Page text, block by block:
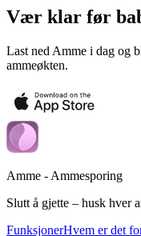
Vær klar før
Last ned Amme i dag og
ammeøkten.
Amme - Ammesporing
Slutt å gjette – husk hver
FunksjonerHvem er det